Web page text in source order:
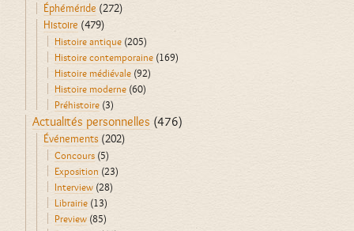
Éphéméride (272)
Histoire (479)
Histoire antique (205)
Histoire contemporaine (169)
Histoire médiévale (92)
Histoire moderne (60)
Préhistoire (3)
Actualités personnelles (476)
Événements (202)
Concours (5)
Exposition (23)
Interview (28)
Librairie (13)
Preview (85)